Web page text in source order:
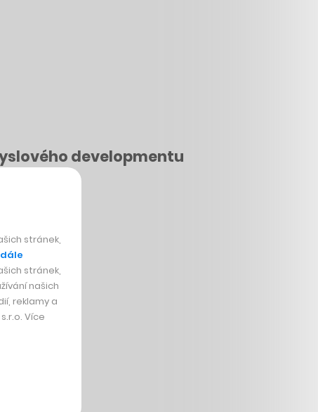
developmentu
na vavřínech.
stránek,
stránek,
našich
reklamy a
Více